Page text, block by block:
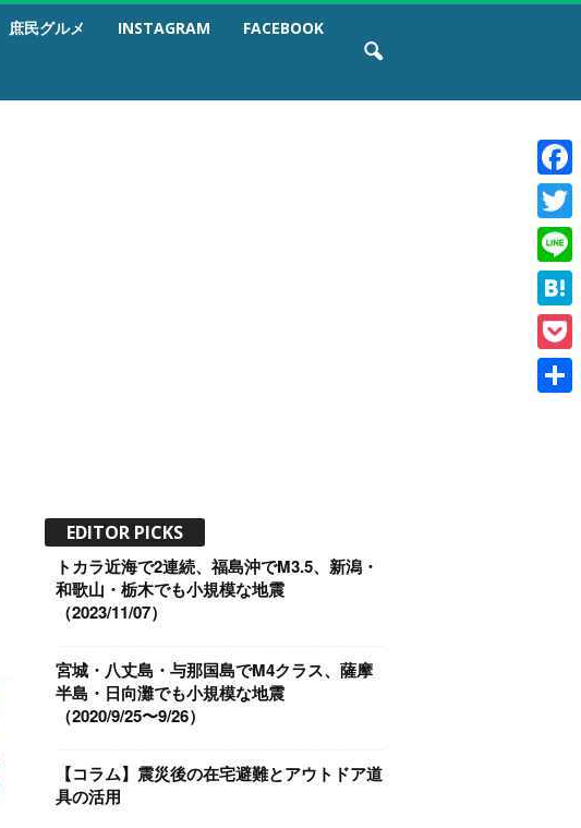
庶民グルメ INSTAGRAM FACEBOOK
EDITOR PICKS
トカラ近海で2連続、福島沖でM3.5、新潟・
和歌山・栃木でも小規模な地震
（2023/11/07）
宮城・八丈島・与那国島でM4クラス、薩摩
半島・日向灘でも小規模な地震
（2020/9/25〜9/26）
【コラム】震災後の在宅避難とアウトドア道
具の活用
F
a
c
e
b
o
o
k
T
w
i
t
t
e
r
L
n
e
H
a
t
e
P